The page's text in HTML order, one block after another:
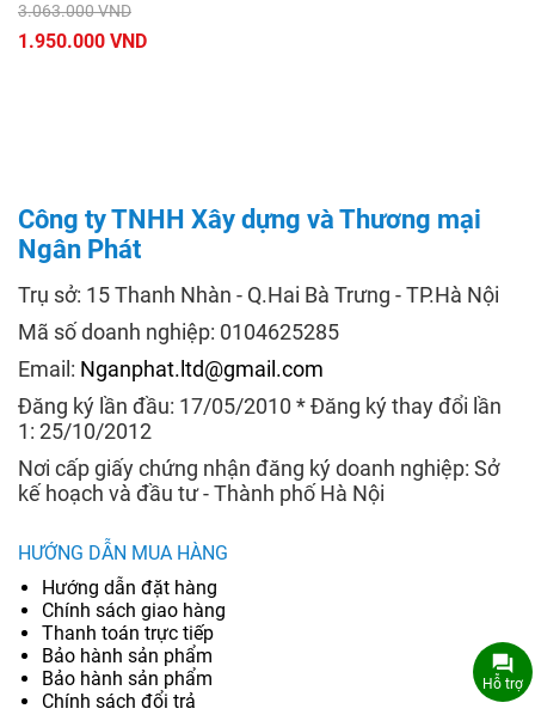
3.063.000 VND
1.950.000 VND
Công ty TNHH Xây dựng và Thương mại
Ngân Phát
Trụ sở: 15 Thanh Nhàn - Q.Hai Bà Trưng - TP.Hà Nội
Mã số doanh nghiệp: 0104625285
Email: Nganphat.ltd@gmail.com
Đăng ký lần đầu: 17/05/2010 * Đăng ký thay đổi lần
1: 25/10/2012
Nơi cấp giấy chứng nhận đăng ký doanh nghiệp: Sở
kế hoạch và đầu tư - Thành phố Hà Nội
HƯỚNG DẪN MUA HÀNG
Hướng dẫn đặt hàng
Chính sách giao hàng
Thanh toán trực tiếp
Bảo hành sản phẩm
Bảo hành sản phẩm
Chính sách đổi trả
Hỗ trợ